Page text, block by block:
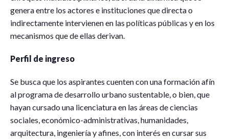
genera entre los actores e instituciones que directa o
indirectamente intervienen en las políticas públicas y en los
mecanismos que de ellas derivan.
Perfil de ingreso
Se busca que los aspirantes cuenten con una formación afín
al programa de desarrollo urbano sustentable, o bien, que
hayan cursado una licenciatura en las áreas de ciencias
sociales, económico-administrativas, humanidades,
arquitectura, ingeniería y afines, con interés en cursar sus